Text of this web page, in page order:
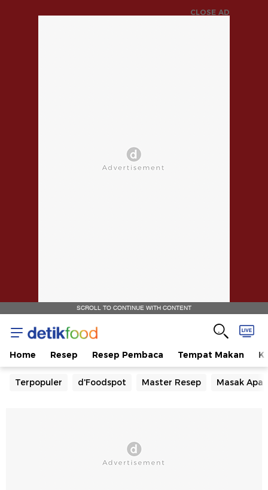
CLOSE AD
SCROLL TO CONTINUE WITH CONTENT
Home Resep Resep Pembaca Tempat Makan
Terpopuler d'Foodspot Master Resep Masak Apa